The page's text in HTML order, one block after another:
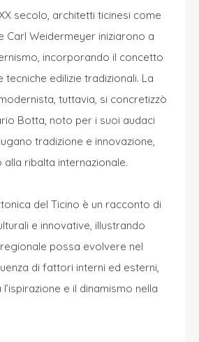
secolo, architetti ticinesi come
Carl Weidermeyer iniziarono a
incorporando il concetto
tecniche edilizie tradizionali. La
tuttavia, si concretizzò
Botta, noto per i suoi audaci
tradizione e innovazione,
ribalta internazionale.
del Ticino è un racconto di
e innovative, illustrando
possa evolvere nel
di fattori interni ed esterni,
e il dinamismo nella